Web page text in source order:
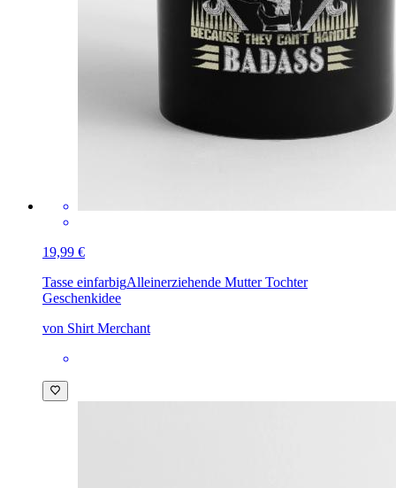
19,99 €
Tasse einfarbigAlleinerziehende Mutter Tochter
Geschenkidee
von Shirt Merchant